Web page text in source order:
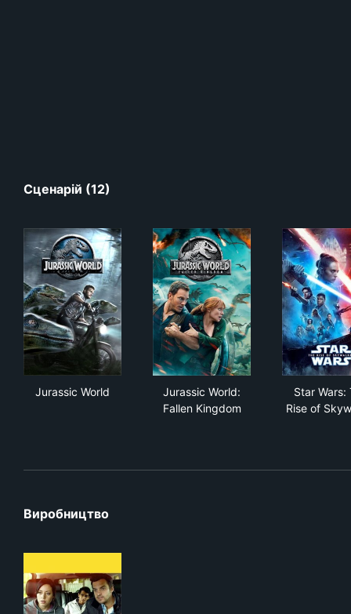
Сценарій (12)
Jurassic World
Jurassic World:
Fallen Kingdom
Star Wars:
Rise of
Виробництво